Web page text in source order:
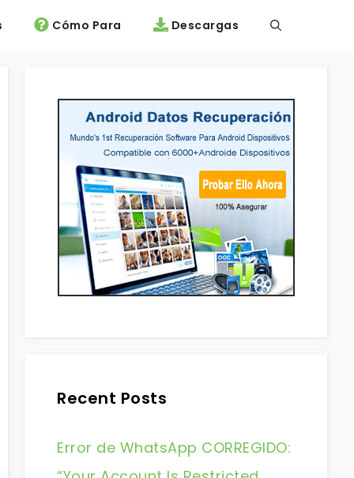
Cómo Para Descargas
Recent Posts
Error de WhatsApp CORREGIDO: